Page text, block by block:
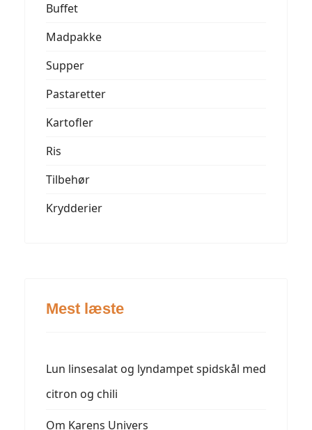
Buffet
Madpakke
Supper
Pastaretter
Kartofler
Ris
Tilbehør
Krydderier
Mest læste
Lun linsesalat og lyndampet spidskål med
citron og chili
Om Karens Univers